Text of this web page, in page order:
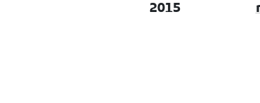
2015